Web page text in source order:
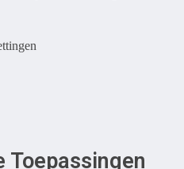
Toepassingen